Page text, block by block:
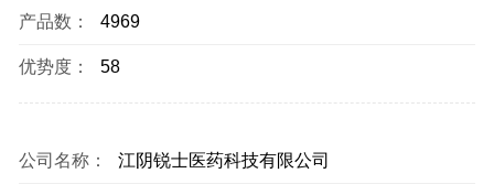
产品数： 4969
优势度： 58
公司名称： 江阴锐士医药科技有限公司